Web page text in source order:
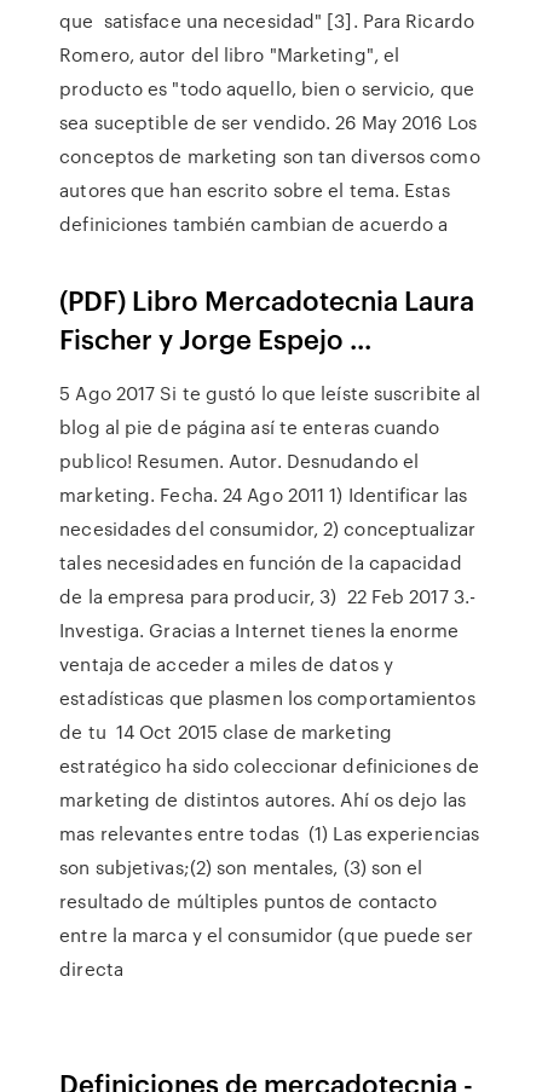
que satisface una necesidad" [3]. Para Ricardo
Romero, autor del libro "Marketing", el
producto es "todo aquello, bien o servicio, que
sea suceptible de ser vendido. 26 May 2016 Los
conceptos de marketing son tan diversos como
autores que han escrito sobre el tema. Estas
definiciones también cambian de acuerdo a
(PDF) Libro Mercadotecnia Laura
Fischer y Jorge Espejo ...
5 Ago 2017 Si te gustó lo que leíste suscribite al
blog al pie de página así te enteras cuando
publico! Resumen. Autor. Desnudando el
marketing. Fecha. 24 Ago 2011 1) Identificar las
necesidades del consumidor, 2) conceptualizar
tales necesidades en función de la capacidad
de la empresa para producir, 3) 22 Feb 2017 3.-
Investiga. Gracias a Internet tienes la enorme
ventaja de acceder a miles de datos y
estadísticas que plasmen los comportamientos
de tu 14 Oct 2015 clase de marketing
estratégico ha sido coleccionar definiciones de
marketing de distintos autores. Ahí os dejo las
mas relevantes entre todas (1) Las experiencias
son subjetivas;(2) son mentales, (3) son el
resultado de múltiples puntos de contacto
entre la marca y el consumidor (que puede ser
directa
Definiciones de mercadotecnia -